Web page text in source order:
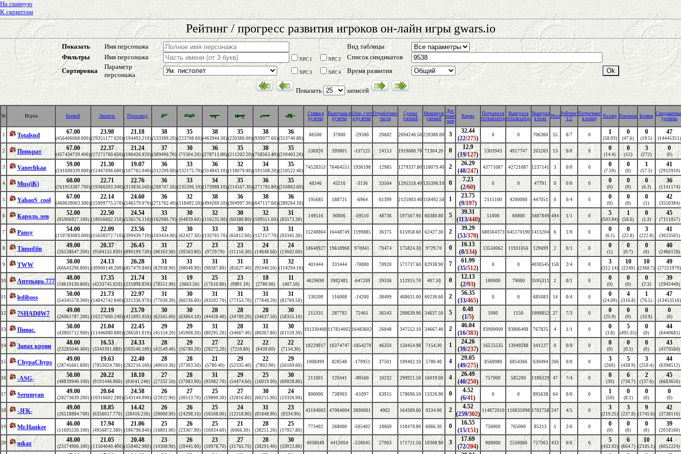
На главную
К скриптам
Рейтинг / прогресс развития игроков он-лайн игры gwars.io
Показать Имя персонажа
Вид таблицы
Фильтры
Имя персонажа NPC 1 NPC 2
Список синдикатов
Сортировка
Параметр
персонажа
NPC 3 NPC 4 Время развития
Показать записей
№ Игрок Боевой Эконом. Производ.
Cтавка в
рулетке
Выигрыш в
рулетке
Общ. счет
в рулетке
Отработано
часов
Сумма
умений
Минимум
умений
Дос
тиже
ния
Карма
Потратил в
тотализатор
Выиграл в
тотализатор
Выиграл
в боях
Убил Рейтинг
1/2
Потрачено
в покер
Киллер Наемник Боевик
уровень
1 Totalsnd 67.00
(456406068.000)
23.98
(29351177.020)
21.18
(194493.210)
38
(533389.20)
35
(223708.60)
38
(463944.30)
35
(220386.00)
38
(939077.60)
36
(313740.80)
66500 37000 -29500 20682 2694246.50 220386.00 3
32.44
(22/275) 0 0 706360 55 8/7 0 1
(58.93)
0
(47.6)
0
(19.5)
47
(14445351)
2 Понкрат 67.00
(457434739.400)
22.37
(17271760.650)
21.24
(198426.920)
37
(389496.70)
30
(71304.20)
36
(278711.00)
35
(211202.20)
38
(758563.40)
35
(210403.20)
536926 399801 -137125 24153 1919680.70 71304.20 0
12.9
(19/127) 5303943 4917747 263263 13 0/0 0 0
(14.4)
0
(12)
3
(272)
0
(0)
3 Vanechkaa 59.00
(241690339.000)
21.30
(12447698.680)
19.07
(107762.040)
36
(312209.00)
33
(132175.70)
36
(314843.10)
32
(118079.40)
34
(191508.20)
35
(210522.40)
74528353 76464551 1936198 12985 1279337.80 118079.40 2
26.29
(48/247) 43771087 42721087 1237141 3 0/0 0 0
(7.59)
0
(0)
1
(57.3)
41
(2912910)
4 Mus(iK) 60.00
(261953387.700)
22.71
(19366593.340)
22.76
(313836.560)
36
(288707.50)
33
(135396.10)
34
(173988.10)
35
(214567.30)
36
(271795.80)
35
(210863.60)
48346 45210 -3136 33504 1295318.40 135396.10 0
7.23
(2/60) 0 0 47791 0 0/0 0 0
(0)
0
(0)
0
(6.3)
36
(1141174)
5 YahaoS_cool 67.00
(460639063.300)
22.14
(15909775.570)
24.60
(546579.070)
36
(271762.40)
32
(118492.50)
38
(494269.50)
36
(304997.30)
38
(647117.60)
36
(289264.10)
195685 188721 -6964 61399 2125903.40 118492.50 1
23.75
(9/197) 2115100 4200000 447051 0 0/4 0 0
(0)
0
(0)
0
(1)
42
(3550384)
6 Кароль лев 52.00
(95906927.100)
22.50
(18056602.310)
24.54
(536576.110)
33
(162986.70)
30
(64839.60)
32
(116235.90)
30
(60380.80)
32
(109551.60)
31
(83573.30)
149516 90006 -59510 48736 597567.90 60380.80 5
39.31
(113/440) 51000 60800 3487849 494 1/1 0 5
(503.84)
1
(58.6)
0
(1.3)
45
(7111057)
7 Pansy 54.00
(110783083.000)
22.09
(15638372.710)
23.56
(399439.710)
32
(103434.00)
30
(62427.30)
33
(133781.70)
30
(65812.60)
33
(157157.70)
31
(93345.30)
15248864 16448749 1199885 36175 615958.60 62427.30 2
39.29
(53/370) 680564373 645170190 1413204 6 1/0 0 0
(6.1)
0
(22.8)
3
(222.8)
41
(3023501)
8 Timudjin 49.00
(26538647.200)
20.37
(9584155.830)
26.45
(896199.730)
31
(96163.90)
27
(30563.80)
23
(9729.70)
23
(11116.30)
24
(14648.60)
24
(13602.00)
18648927 19618968 970041 79474 175824.30 9729.70 0
16.13
(8/134) 13550062 11931056 129699 2 0/1 0 0
(1)
0
(0.7)
0
(0)
40
(2466128)
9 TWW 50.00
(66643296.800)
24.13
(30900148.200)
26.28
(857479.840)
31
(82938.90)
31
(98048.90)
31
(98387.80)
31
(85627.40)
31
(92440.50)
32
(114294.10)
401444 331444 -70000 70920 571737.60 82938.90 7
61.99
(35/512) 0 0 4030545 158 2/4 0 3
(312.14)
10
(2249)
10
(2368.7)
49
(27221979)
10 Аптекарь 777 48.00
(18619130.800)
17.35
(4233745.020)
21.74
(231098.830)
31
(78551.90)
19
(3663.50)
25
(17610.80)
23
(9901.10)
18
(2780.90)
11
(407.50)
4629690 3982481 -647209 39336 112915.70 407.50 0
12.13
(2/93) 180000 79000 3595311 2 0/1 0 0
(0)
0
(0)
0
(2.3)
39
(1942449)
11 lediboss 50.00
(54345578.300)
21.73
(14042742.840)
22.97
(331336.970)
31
(77030.30)
30
(60236.60)
31
(93592.70)
31
(77153.70)
31
(77848.20)
31
(82769.50)
130208 116008 -14200 38409 468631.00 60236.60 2
56.35
(33/465) 0 0 685083 14 0/4 0 0
(24.09)
4
(316.8)
1
(76.5)
47
(13453516)
12 7SHAD0W7 49.00
(26061787.200)
22.19
(16227600.240)
23.70
(415895.950)
30
(62565.60)
30
(63864.10)
28
(44428.40)
28
(34789.20)
28
(34637.50)
30
(58355.10)
215331 287792 72461 36543 298639.90 34637.50 5
0.48
(1/5) 1000 1150 1098852 27 7/3 0 0
(25.9)
0
(0)
0
(10.9)
0
(0)
13 Пивас. 50.00
(43805712.900)
21.04
(11446080.880)
22.45
(286501.010)
29
(45154.20)
29
(45908.20)
31
(80295.20)
28
(34667.40)
31
(80367.80)
30
(61159.30)
101330400 117814002 16483602 26048 347552.10 34667.40 2
46.04
(16/383) 93900000 83806498 767825 4 1/1 0 0
(3.8)
5
(495.35)
0
(0)
44
(6440681)
14 Запах крови 48.00
(23285046.400)
16.53
(3343301.880)
24.33
(503546.180)
28
(42549.40)
29
(56780.20)
27
(28272.20)
22
(7259.80)
22
(8439.00)
22
(7154.30)
18229017 16374747 -1854270 46350 150454.90 7154.30 1
24.26
(39/237) 16525535 13949288 341227 0 0/0 0 0
(0)
0
(0.5)
0
(0)
43
(4370560)
15 ChypaChyps 49.00
(28745661.600)
19.63
(7853024.780)
22.40
(282216.160)
28
(40010.30)
28
(37303.50)
21
(5780.40)
29
(52335.40)
22
(7802.90)
29
(56169.60)
1008499 828548 -179951 37501 199402.10 5780.40 4
29.05
(49/275) 8560980 6854366 630494 266 0/0 0 3
(260)
5
(438.9)
3
(259.4)
44
(6398512)
16 -ASG- 50.00
(48839940.100)
20.22
(9191446.060)
18.10
(83041.240)
27
(27332.50)
28
(37083.90)
31
(95982.70)
29
(54474.60)
25
(16019.00)
30
(69028.80)
211001 120441 -90560 10232 299921.50 16019.00 4
26.49
(40/250) 757000 585200 1188329 47 7/4 0 0
(39)
6
(730.7)
2
(137.6)
45
(6683650)
17 Serumyan 49.00
(28273639.200)
20.64
(10316602.280)
24.58
(543144.990)
26
(22022.90)
27
(30513.70)
25
(19800.30)
27
(32816.80)
30
(60215.90)
24
(13326.90)
800000 738903 -61097 63915 178696.50 13326.90 0
4.52
(6/41) 0 0 895638 64 0/0 0 1
(59)
0
(8.1)
0
(0)
0
(0)
18 -JFK- 49.00
(26518884.700)
18.85
(6356017.770)
14.42
(28416.230)
26
(20000.90)
26
(24298.10)
25
(16508.00)
24
(12318.80)
31
(81848.90)
23
(9334.90)
43194003 47084004 3890001 4902 164309.60 9334.90 2
4.52
(259/302) 114872010 110835998 1702758 247 4/5 0 3
(219.25)
3
(237.8)
9
(1745.6)
42
(3738116)
19 Mr.Hankee 46.00
(11695530.100)
17.94
(4956872.380)
21.06
(186798.840)
25
(16801.00)
26
(23367.90)
25
(16934.60)
21
(6066.30)
28
(38251.20)
25
(17057.80)
773402 268000 -505402 18669 118478.80 6066.30 0
16.55
(15/151) 750000 765000 85313 1 2/6 0 0
(0)
0
(0)
0
(0)
39
(2018160)
20 mkaz 48.00
(23174906.100)
21.05
(11504040.400)
20.48
(159402.980)
23
(10308.90)
26
(20445.00)
23
(10976.70)
27
(31765.70)
28
(38291.40)
30
(59923.80)
4938049 4412004 -526045 27903 171711.50 10308.90 3
17.69
(72/204) 900000 2550000 757363 433 0/0 0 5
(433.93)
6
(664.7)
10
(2105.1)
44
(6052224)